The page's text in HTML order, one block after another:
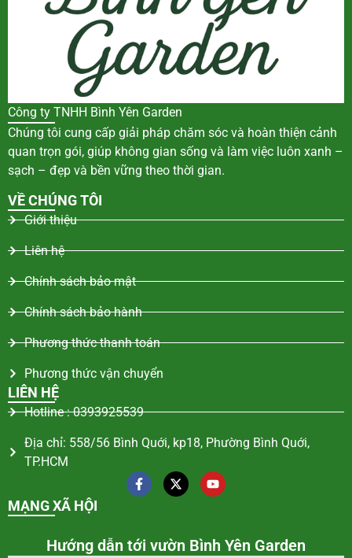
Công ty TNHH Bình Yên Garden
Chúng tôi cung cấp giải pháp chăm sóc và hoàn thiện cảnh
quan trọn gói, giúp không gian sống và làm việc luôn xanh –
sạch – đẹp và bền vững theo thời gian.
VỀ CHÚNG TÔI
Giới thiệu
Liên hệ
Chính sách bảo mật
Chính sách bảo hành
Phương thức thanh toán
Phương thức vận chuyển
LIÊN HỆ
Hotline : 0393925539
Địa chỉ: 558/56 Bình Quới, kp18, Phường Bình Quới,
TP.HCM
MẠNG XÃ HỘI
Hướng dẫn tới vườn Bình Yên Garden